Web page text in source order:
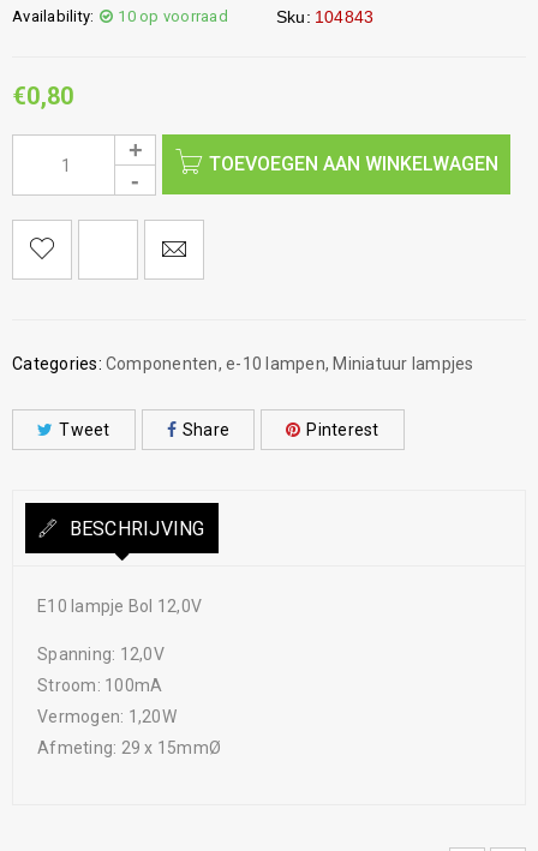
Availability: 10 op voorraad Sku: 104843
€0,80
TOEVOEGEN AAN WINKELWAGEN
Categories: Componenten, e-10 lampen,Miniatuur lampjes
Tweet Share Pinterest
BESCHRIJVING
E10 lampje Bol 12,0V
Spanning: 12,0V
Stroom: 100mA
Vermogen: 1,20W
Afmeting: 29 x 15mmØ